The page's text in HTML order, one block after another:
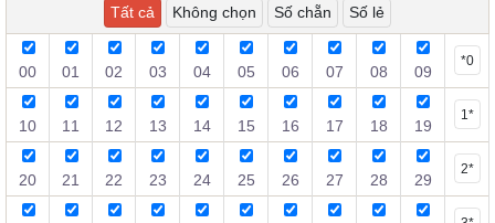
Tất cả Không chọn Số chẵn Số lẻ
00 01 02 03 04 05 06 07 08 09
*0
10 11 12 13 14 15 16 17 18 19
1*
20 21 22 23 24 25 26 27 28 29
2*